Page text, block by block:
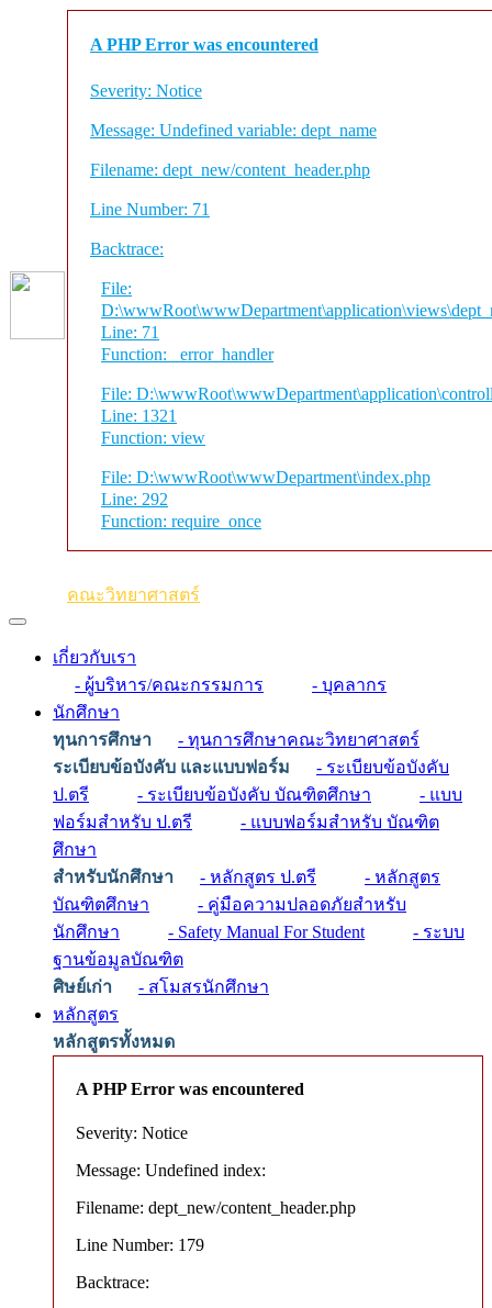
A PHP Error was encountered
Severity: Notice
Message: Undefined variable: dept_name
Filename: dept_new/content_header.php
Line Number: 71
Backtrace:
File:
Line: 71
Function: _error_handler
File:
Line: 1321
Function: view
File: D:\wwwRoot\wwwDepartment\index.php
Line: 292
Function: require_once
คณะวิทยาศาสตร์
เกี่ยวกับเรา
- ผู้บริหาร/คณะกรรมการ
- บุคลากร
นักศึกษา
ทุนการศึกษา
- ทุนการศึกษาคณะวิทยาศาสตร์
ระเบียบข้อบังคับ และแบบฟอร์ม
- ระเบียบข้อบังคับ
ป.ตรี
- ระเบียบข้อบังคับ บัณฑิตศึกษา
- แบบ
ฟอร์มสำหรับ ป.ตรี
- แบบฟอร์มสำหรับ บัณฑิต
ศึกษา
สำหรับนักศึกษา
- หลักสูตร ป.ตรี
- หลักสูตร
บัณฑิตศึกษา
- คู่มือความปลอดภัยสำหรับ
นักศึกษา
- Safety Manual For Student
- ระบบ
ฐานข้อมูลบัณฑิต
ศิษย์เก่า
- สโมสรนักศึกษา
หลักสูตร
หลักสูตรทั้งหมด
A PHP Error was encountered
Severity: Notice
Message: Undefined index:
Filename: dept_new/content_header.php
Line Number: 179
Backtrace: